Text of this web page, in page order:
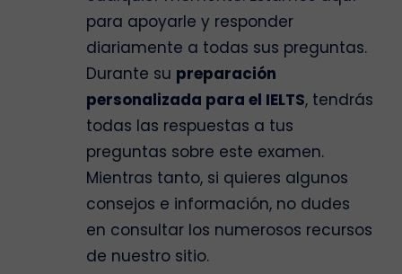
para apoyarle y responder
diariamente a todas sus preguntas.
Durante su preparación
personalizada para el IELTS, tendrás
todas las respuestas a tus
preguntas sobre este examen.
Mientras tanto, si quieres algunos
consejos e información, no dudes
en consultar los numerosos recursos
de nuestro sitio.